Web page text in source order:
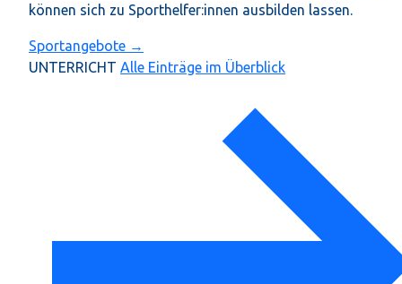
können sich zu Sporthelfer:innen ausbilden lassen.
Sportangebote →
UNTERRICHT Alle Einträge im Überblick